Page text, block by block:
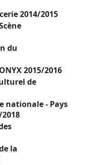
2014/2015
du
2015/2016
de
nationale - Pays
la